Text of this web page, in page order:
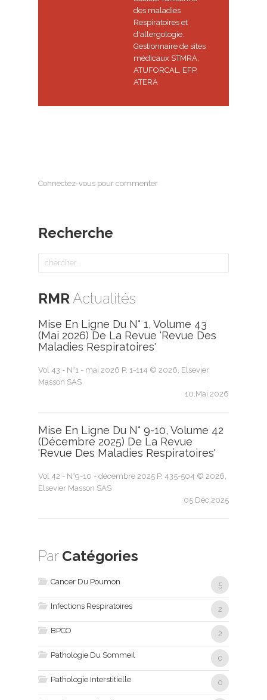
des maladies
Respiratoires et
d'allergologie.
Gestionnaire de sites
médicaux STMRA,
ATUFORCAL, EFP,
ATERA
Connectez-vous pour commenter
Recherche
RMRActualités
Mise En Ligne Du N° 1, Volume 43
(mai 2026) De La Revue 'Revue Des
Maladies Respiratoires'
Vol 43 - N°1 - mai 2026 P. 1-114 © 2026, Elsevier
Masson SAS
10.Mai.2026
Mise En Ligne Du N° 9-10, Volume 42
(décembre 2025) De La Revue
'Revue Des Maladies Respiratoires'
Vol 42 - N°9-10 - décembre 2025 P. 435-504 © 2026,
Elsevier Masson SAS
05.Déc.2025
Par Catégories
Cancer Du Poumon 5
Infections Respiratoires 2
BPCO 2
Pathologie Du Sommeil 0
Pathologie Interstitielle 0